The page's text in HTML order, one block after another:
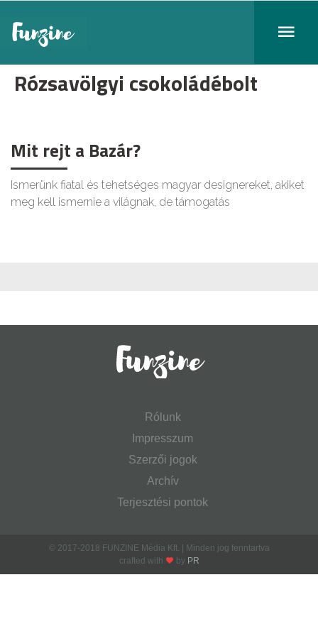
Rózsavölgyi csokoládébolt
Mit rejt a Bazár?
Ismerünk fiatal és tehetséges magyar designereket, akiket
meg kell ismernie a világnak, de támogatás
Rólunk
Impresszum
Szerzői jogok
Archív
Terjesztési pontok
© 2017-2018 FUNZINE Média Kft. | Minden jog fenntartva
crafted with
by PR